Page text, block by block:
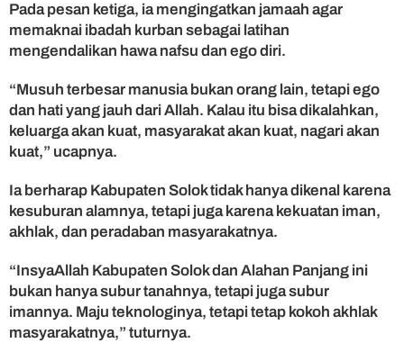
Pada pesan ketiga, ia mengingatkan jamaah agar
memaknai ibadah kurban sebagai latihan
mengendalikan hawa nafsu dan ego diri.
“Musuh terbesar manusia bukan orang lain, tetapi ego
dan hati yang jauh dari Allah. Kalau itu bisa dikalahkan,
keluarga akan kuat, masyarakat akan kuat, nagari akan
kuat,” ucapnya.
Ia berharap Kabupaten Solok tidak hanya dikenal karena
kesuburan alamnya, tetapi juga karena kekuatan iman,
akhlak, dan peradaban masyarakatnya.
“InsyaAllah Kabupaten Solok dan Alahan Panjang ini
bukan hanya subur tanahnya, tetapi juga subur
imannya. Maju teknologinya, tetapi tetap kokoh akhlak
masyarakatnya,” tuturnya.